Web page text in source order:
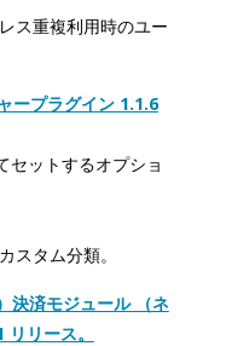
ス重複利用時のユー
ープラグイン 1.1.6
セットするオプショ
スタム分類。
決済モジュール （ネ
リース。